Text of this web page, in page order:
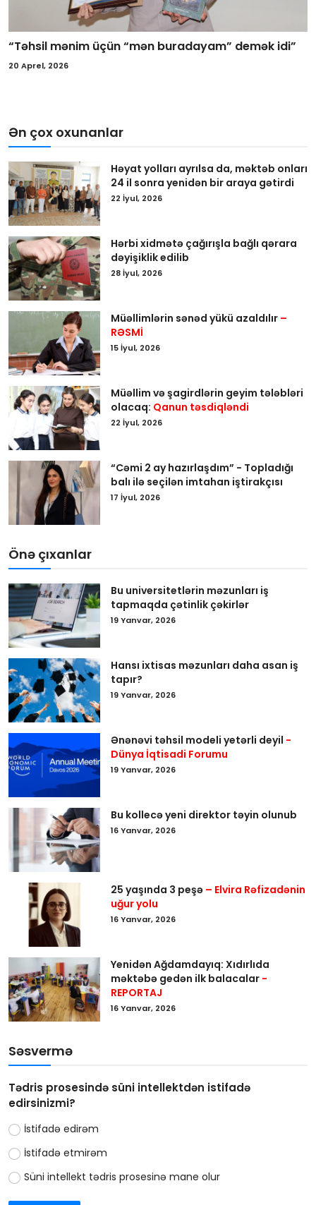
“Təhsil mənim üçün “mən buradayam” demək idi”
20 Aprel, 2026
Ən çox oxunanlar
Həyat yolları ayrılsa da, məktəb onları
24 il sonra yenidən bir araya gətirdi
22 İyul, 2026
Hərbi xidmətə çağırışla bağlı qərara
dəyişiklik edilib
28 İyul, 2026
Müəllimlərin sənəd yükü azaldılır –
RƏSMİ
15 İyul, 2026
Müəllim və şagirdlərin geyim tələbləri
olacaq: Qanun təsdiqləndi
22 İyul, 2026
“Cəmi 2 ay hazırlaşdım” - Topladığı
balı ilə seçilən imtahan iştirakçısı
17 İyul, 2026
Önə çıxanlar
Bu universitetlərin məzunları iş
tapmaqda çətinlik çəkirlər
19 Yanvar, 2026
Hansı ixtisas məzunları daha asan iş
tapır?
19 Yanvar, 2026
Ənənəvi təhsil modeli yetərli deyil -
Dünya İqtisadi Forumu
19 Yanvar, 2026
Bu kollecə yeni direktor təyin olunub
16 Yanvar, 2026
25 yaşında 3 peşə – Elvira Rəfizadənin
uğur yolu
16 Yanvar, 2026
Yenidən Ağdamdayıq: Xıdırlıda
məktəbə gedən ilk balacalar -
REPORTAJ
16 Yanvar, 2026
Səsvermə
Tədris prosesində süni intellektdən istifadə
edirsinizmi?
İstifadə edirəm
İstifadə etmirəm
Süni intellekt tədris prosesinə mane olur